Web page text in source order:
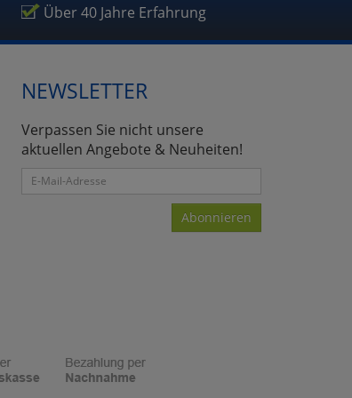
Über 40 Jahre Erfahrung
NEWSLETTER
Verpassen Sie nicht unsere
aktuellen Angebote & Neuheiten!
Abonnieren